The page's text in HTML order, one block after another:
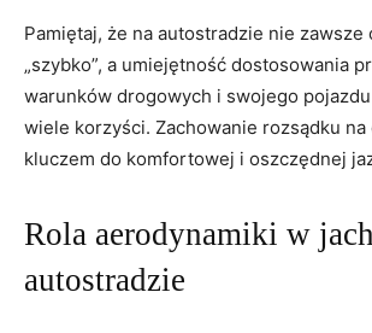
Pamiętaj, że na autostradzie nie zawsze
„szybko”, a umiejętność dostosowania
warunków drogowych i swojego
wiele korzyści. Zachowanie rozsądku
kluczem do komfortowej i oszczędnej
Rola aerodynamiki w
autostradzie